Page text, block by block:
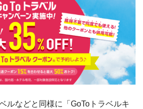
ルなどと同様に「GoToトラベルキ